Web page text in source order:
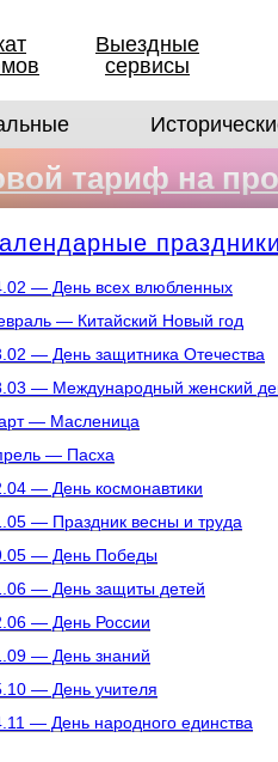
Выездные
сервисы
тариф на
праздники
— День всех влюбленных
— Китайский Новый год
— День защитника Отечества
— Международный женский
— Масленица
— Пасха
— День космонавтики
— Праздник весны и труда
— День Победы
— День защиты детей
— День России
— День знаний
— День учителя
— День народного единства